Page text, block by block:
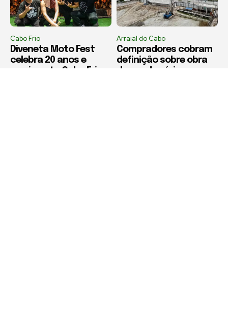
Cabo Frio
Diveneta Moto Fest
celebra 20 anos e
movimenta Cabo Frio a
Arraial do Cabo
Compradores cobram
definição sobre obra
de condomínio em